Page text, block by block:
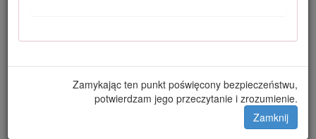
Zamykając ten punkt poświęcony bezpieczeństwu,
potwierdzam jego przeczytanie i zrozumienie.
Zamknij
które warto mieć na uwadze.
Po zainstalowaniu zestawu CE 22368 produkt ten spełnia
wymagania wszystkich stosownych dyrektyw europejskich.
Szczegółowe informacje można znaleźć na osobnej
deklaracji zgodności (DOC) dołączonej do produktu.